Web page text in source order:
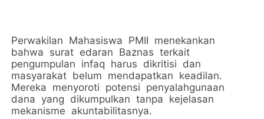
Perwakilan Mahasiswa PMII menekankan
bahwa surat edaran Baznas terkait
pengumpulan infaq harus dikritisi dan
masyarakat belum mendapatkan keadilan.
Mereka menyoroti potensi penyalahgunaan
dana yang dikumpulkan tanpa kejelasan
mekanisme akuntabilitasnya.